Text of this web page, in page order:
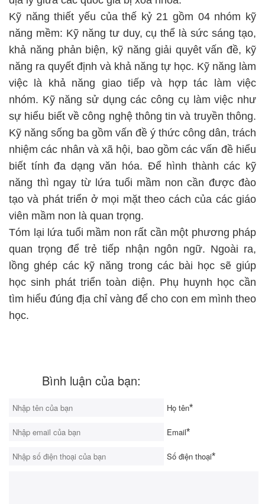
Kỹ năng thiết yếu của thế kỷ 21 gồm 04 nhóm kỹ
năng mềm: Kỹ năng tư duy, cụ thể là sức sáng tạo,
khả năng phản biện, kỹ năng giải quyêt vấn đề, kỹ
năng ra quyết định và khả năng tự học. Kỹ năng làm
việc là khả năng giao tiếp và hợp tác làm việc
nhóm. Kỹ năng sử dụng các công cụ làm việc như
sự hiểu biết về công nghệ thông tin và truyền thông.
Kỹ năng sống ba gồm vấn đề ý thức công dân, trách
nhiệm các nhân và xã hội, bao gồm các vấn đề hiểu
biết tính đa dạng văn hóa. Để hình thành các kỹ
năng thì ngay từ lứa tuổi mầm non cần được đào
tạo và phát triển ở mọi mặt theo cách của các giáo
viên mầm non là quan trọng.
Tóm lại lứa tuổi mầm non rất cần một phương pháp
quan trọng để trẻ tiếp nhận ngôn ngữ. Ngoài ra,
lồng ghép các kỹ năng trong các bài học sẽ giúp
học sinh phát triển toàn diện. Phụ huynh học cần
tìm hiểu đúng địa chỉ vàng để cho con em mình theo
học.
Bình luận của bạn:
Họ tên*
Email*
Số điện thoại*